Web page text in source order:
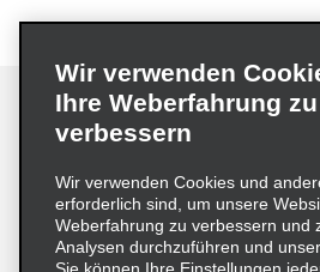
Impressum Nutzungsbedingungen
Cookie-Richtlinie
Lieferkettensorgfaltspflichtengesetz
Wir verwenden
Ihre Weberfahrung zu
verbessern
Wir verwenden Cookies und
erforderlich sind, um unsere
Weberfahrung zu verbessern und
Analysen durchzuführen und